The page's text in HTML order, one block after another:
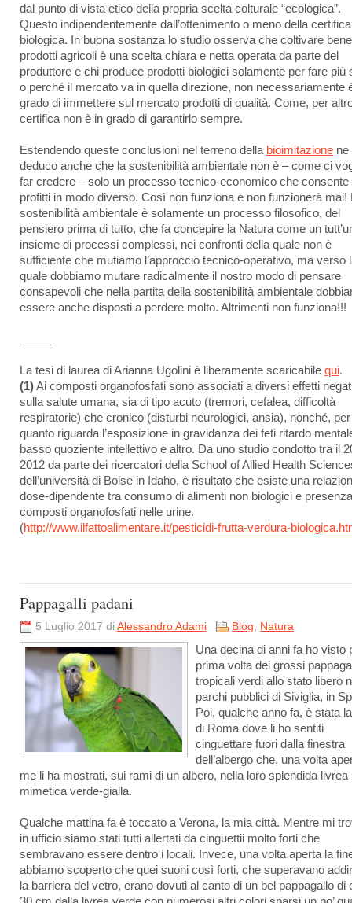
dal punto di vista etico della propria scelta colturale “ecologica”.
Questo indipendentemente dall’ottenimento o meno della
biologica. In buona sostanza lo studio osserva che coltivare
prodotti agricoli è una scelta chiara e netta operata da parte del
produttore e chi produce prodotti biologici solamente per fare più
o perché il mercato va in quella direzione, non necessariamente
grado di immettere sul mercato prodotti di qualità. Come, per
certifica non è in grado di garantirlo sempre.
Estendendo queste conclusioni nel terreno della bioimitazione ne
deduco anche che la sostenibilità ambientale non è – come ci
far credere – solo un processo tecnico-economico che consente
profitti in modo diverso. Così non funziona e non funzionerà mai!
sostenibilità ambientale è solamente un processo filosofico, del
pensiero prima di tutto, che fa concepire la Natura come un
insieme di processi complessi, nei confronti della quale non è
sufficiente che mutiamo l’approccio tecnico-operativo, ma verso
quale dobbiamo mutare radicalmente il nostro modo di pensare
consapevoli che nella partita della sostenibilità ambientale
essere anche disposti a perdere molto. Altrimenti non funziona!!!
La tesi di laurea di Arianna Ugolini è liberamente scaricabile qui.
(1)Ai composti organofosfati sono associati a diversi effetti
sulla salute umana, sia di tipo acuto (tremori, cefalea, difficoltà
respiratorie) che cronico (disturbi neurologici, ansia), nonché, per
quanto riguarda l’esposizione in gravidanza dei feti ritardo
basso quoziente intellettivo e altro. Da uno studio condotto tra il
2012 da parte dei ricercatori della School of Allied Health
dell’università di Boise in Idaho, è risultato che esiste una
dose-dipendente tra consumo di alimenti non biologici e
composti organofosfati nelle urine.
(http://www.ilfattoalimentare.it/pesticidi-frutta-verdura-
Pappagalli padani
5 Luglio 2017 di Alessandro Adami Blog, Natura
Una decina di anni fa ho visto
prima volta dei grossi
tropicali verdi allo stato libero
parchi pubblici di Siviglia, in
Poi, qualche anno fa, è stata
di Roma dove li ho sentiti
cinguettare fuori dalla finestra
dell’albergo che, una volta
me li ha mostrati, sui rami di un albero, nella loro splendida livrea
mimetica verde-gialla.
Qualche mattina fa è toccato a Verona, la mia città. Mentre mi
in ufficio siamo stati tutti allertati da cinguettii molto forti che
sembravano essere dentro i locali. Invece, una volta aperta la
abbiamo scoperto che quei suoni così forti, che superavano
la barriera del vetro, erano dovuti al canto di un bel pappagallo di